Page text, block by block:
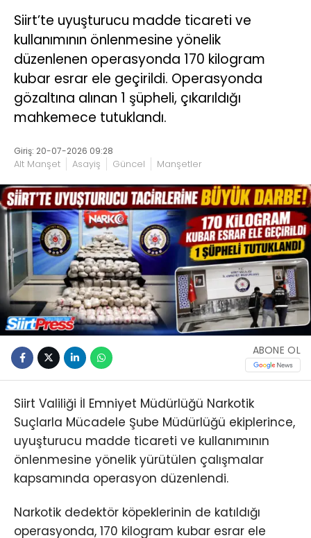
Siirt’te uyuşturucu madde ticareti ve
kullanımının önlenmesine yönelik
düzenlenen operasyonda 170 kilogram
kubar esrar ele geçirildi. Operasyonda
gözaltına alınan 1 şüpheli, çıkarıldığı
mahkemece tutuklandı.
Giriş: 20-07-2026 09:28
Alt Manşet Asayiş Güncel Manşetler
ABONE OL
Siirt Valiliği İl Emniyet Müdürlüğü Narkotik
Suçlarla Mücadele Şube Müdürlüğü ekiplerince,
uyuşturucu madde ticareti ve kullanımının
önlenmesine yönelik yürütülen çalışmalar
kapsamında operasyon düzenlendi.
Narkotik dedektör köpeklerinin de katıldığı
operasyonda, 170 kilogram kubar esrar ele